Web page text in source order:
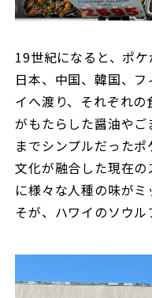
19世紀になると、ポケ
日本、中国、韓国、
イへ渡り、それぞれ
がもたらした醤油や
までシンプルだった
文化が融合した現在
に様々な人種の味が
そが、ハワイのソウル